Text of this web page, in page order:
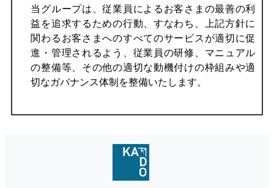
当グループは、従業員によるお客さまの最善の利
益を追求するための行動、すなわち、上記方針に
関わるお客さまへのすべてのサービスが適切に促
進・管理されるよう、従業員の研修、マニュアル
の整備等、その他の適切な動機付けの枠組みや適
切なガバナンス体制を整備いたします。